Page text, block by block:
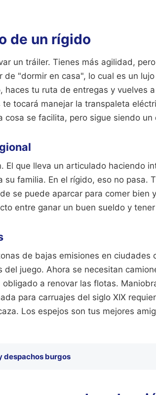
de un rígido
un tráiler. Tienes más agilidad,
de "dormir en casa", lo cual es un
haces tu ruta de entregas y vuelves
tocará manejar la transpaleta
cosa se facilita, pero sigue siendo
El que lleva un articulado haciendo
su familia. En el rígido, eso no pasa.
se puede aparcar para comer bien
entre ganar un buen sueldo y
de bajas emisiones en ciudades
del juego. Ahora se necesitan
a renovar las flotas.
para carruajes del siglo XIX
Los espejos son tus mejores
despachos burgos